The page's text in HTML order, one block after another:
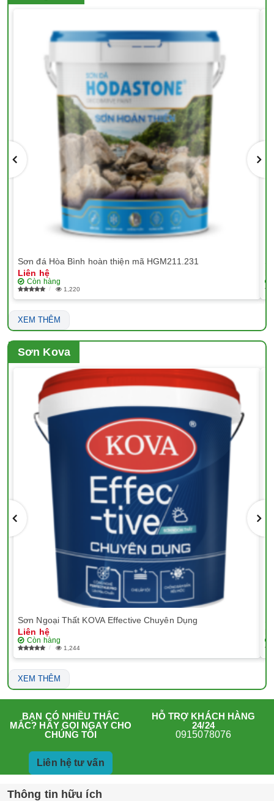
Sơn đá Hòa Bình hoàn thiện mã HGM211.231
Liên hệ
Còn hàng
1,220
XEM THÊM
Sơn Kova
Sơn Ngoại Thất KOVA Effective Chuyên Dụng
Liên hệ
Còn hàng
1,244
XEM THÊM
BẠN CÓ NHIỀU THẮC
MẮC? HÃY GỌI NGAY CHO
CHÚNG TÔI
HỖ TRỢ KHÁCH HÀNG
24/24
0915078076
Liên hệ tư vấn
Thông tin hữu ích